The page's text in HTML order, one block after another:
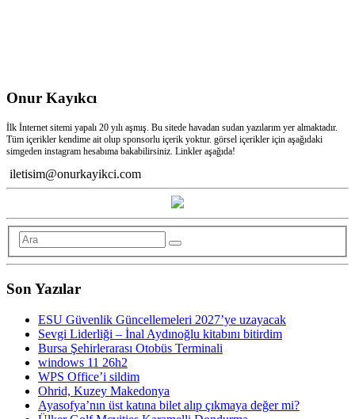
Onur Kayıkcı
İlk İnternet sitemi yapalı 20 yılı aşmış. Bu sitede havadan sudan yazılarım yer almaktadır.
Tüm içerikler kendime ait olup sponsorlu içerik yoktur. görsel içerikler için aşağıdaki
simgeden instagram hesabıma bakabilirsiniz. Linkler aşağıda!
iletisim@onurkayikci.com
Son Yazılar
ESU Güvenlik Güncellemeleri 2027’ye uzayacak
Sevgi Liderliği – İnal Aydınoğlu kitabını bitirdim
Bursa Şehirlerarası Otobüs Terminali
windows 11 26h2
WPS Office’i sildim
Ohrid, Kuzey Makedonya
Ayasofya’nın üst katına bilet alıp çıkmaya değer mi?